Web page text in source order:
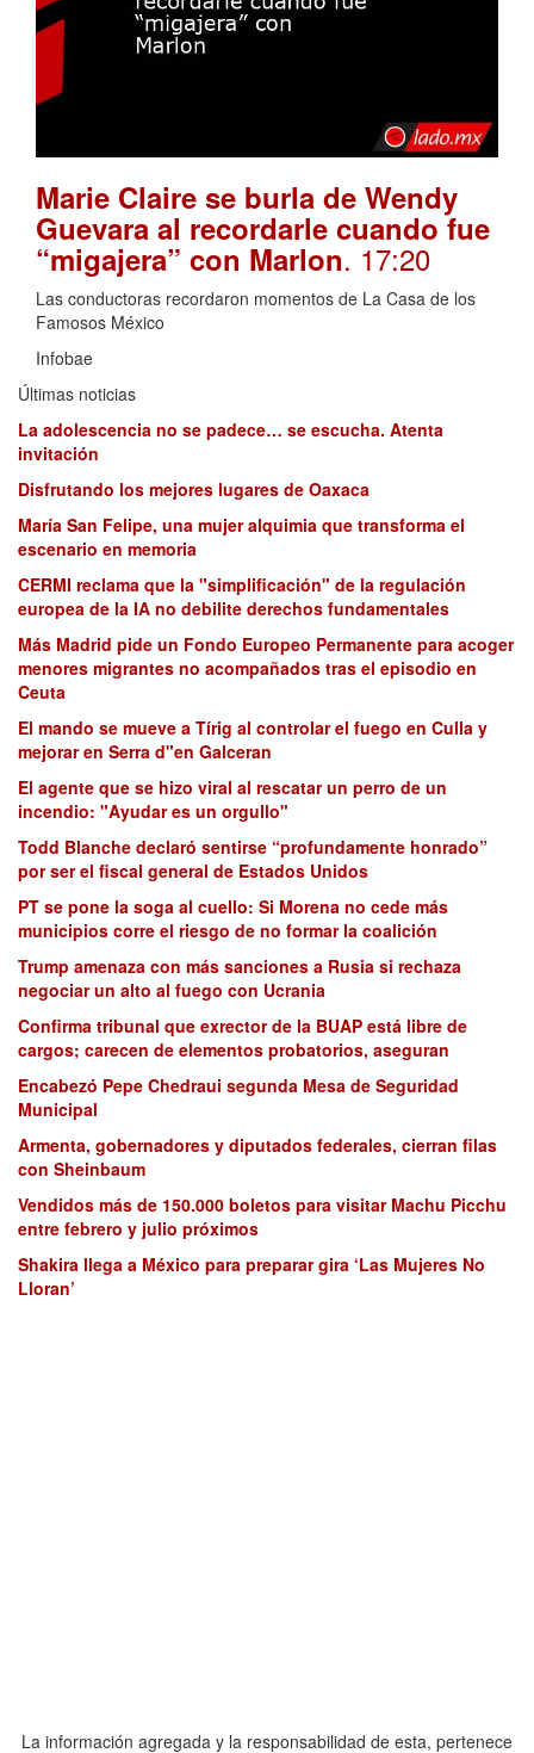
Marie Claire se burla de Wendy
Guevara al recordarle cuando fue
“migajera” con Marlon. 17:20
Las conductoras recordaron momentos de La Casa de los
Famosos México
Infobae
Últimas noticias
La adolescencia no se padece… se escucha. Atenta
invitación
Disfrutando los mejores lugares de Oaxaca
María San Felipe, una mujer alquimia que transforma el
escenario en memoria
CERMI reclama que la "simplificación" de la regulación
europea de la IA no debilite derechos fundamentales
Más Madrid pide un Fondo Europeo Permanente para acoger
menores migrantes no acompañados tras el episodio en
Ceuta
El mando se mueve a Tírig al controlar el fuego en Culla y
mejorar en Serra d"en Galceran
El agente que se hizo viral al rescatar un perro de un
incendio: "Ayudar es un orgullo"
Todd Blanche declaró sentirse “profundamente honrado”
por ser el fiscal general de Estados Unidos
PT se pone la soga al cuello: Si Morena no cede más
municipios corre el riesgo de no formar la coalición
Trump amenaza con más sanciones a Rusia si rechaza
negociar un alto al fuego con Ucrania
Confirma tribunal que exrector de la BUAP está libre de
cargos; carecen de elementos probatorios, aseguran
Encabezó Pepe Chedraui segunda Mesa de Seguridad
Municipal
Armenta, gobernadores y diputados federales, cierran filas
con Sheinbaum
Vendidos más de 150.000 boletos para visitar Machu Picchu
entre febrero y julio próximos
Shakira llega a México para preparar gira ‘Las Mujeres No
Lloran’
La información agregada y la responsabilidad de esta, pertenece